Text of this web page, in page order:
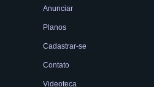
Anunciar
Planos
Cadastrar-se
Contato
Videoteca